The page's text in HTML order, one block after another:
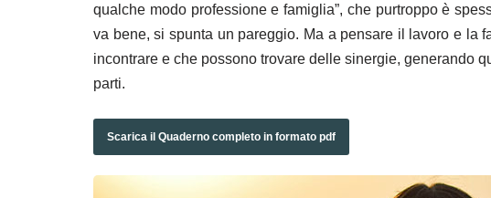
15. Nuove povertà
16. Pace e conciliazione famiglia-lavoro
qualche modo professione e famiglia”, che purtroppo è
va bene, si spunta un pareggio. Ma a pensare il lavoro e la
incontrare e che possono trovare delle sinergie, generando
parti.
Scarica il Quaderno completo in formato pdf